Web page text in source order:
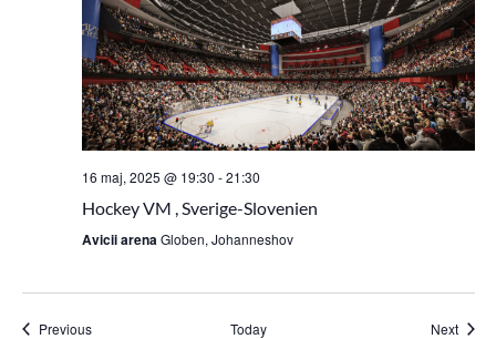
16 maj, 2025 @ 19:30 -21:30
Hockey VM , Sverige-Slovenien
Avicii arenaGloben, Johanneshov
PreviousEvents Today Next